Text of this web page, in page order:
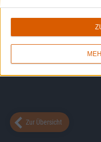
Zur Übersicht